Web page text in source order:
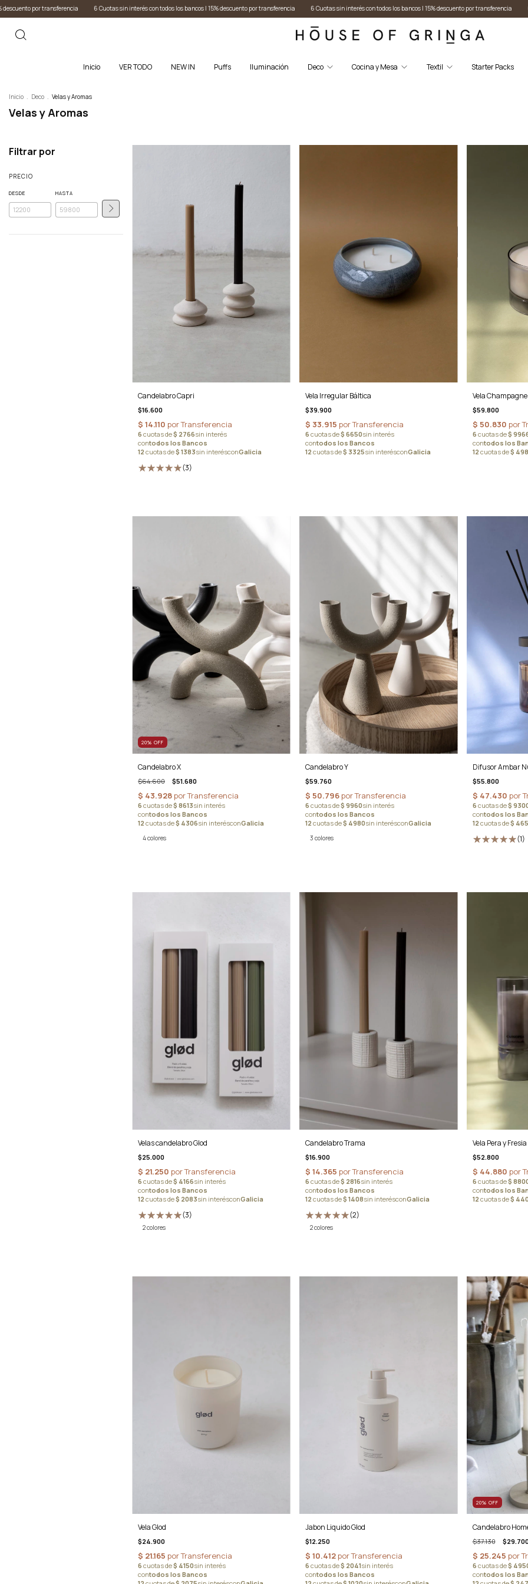
con todos los bancos I 15% descuento por transferencia 6 Cuotas sin interés con todos los bancos I 15% descuento por transferencia 6 Cuotas sin interés con todos los bancos I 15%
Inicio VER TODO NEW IN Puffs Iluminación Deco Cocina y Mesa Textil Starter Packs
Inicio Deco Velas y Aromas
Velas y Aromas
Filtrar por
PRECIO
DESDE HASTA
Candelabro Capri
$16.600
(3)
Vela Irregular Báltica
$39.900
Vela Champagne
$59.800
20% OFF
Candelabro X
$64.600 $51.680
4 colores
Candelabro Y
$59.760
3 colores
Difusor Ambar
$55.800
(1)
Velas candelabro Glod
$25.000
(3)
2 colores
Candelabro Trama
$16.900
(2)
2 colores
Vela Pera y Fresia
$52.800
Vela Glod
$24.900
Jabon Liquido Glod
$12.250
20% OFF
Candelabro
$37.130